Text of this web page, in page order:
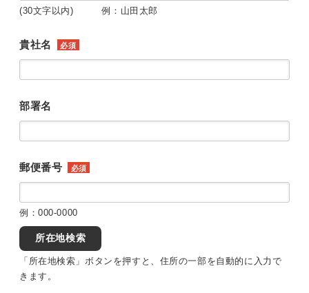
(30文字以内) 例：山田太郎
貴社名 必須
部署名
郵便番号 必須
例：000-0000
所在地検索
「所在地検索」ボタンを押すと、住所の一部を自動的に入力で
きます。